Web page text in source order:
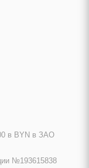
в BYN в ЗАО
№193615838